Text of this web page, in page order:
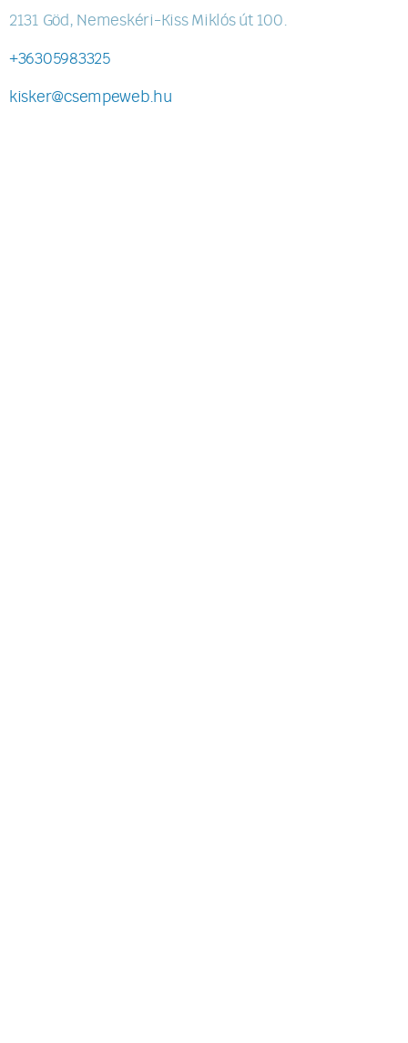
2131 Göd, Nemeskéri-Kiss Miklós út 100.
+36305983325
kisker@csempeweb.hu